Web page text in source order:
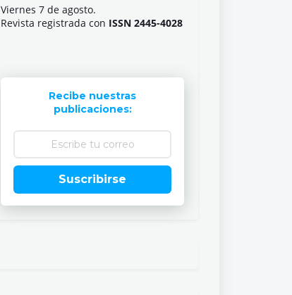
Viernes 7 de agosto.
Revista registrada con ISSN 2445-4028
Recibe nuestras
publicaciones:
Suscribirse